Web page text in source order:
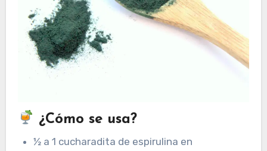
¿Cómo se usa?
½ a 1 cucharadita de espirulina en